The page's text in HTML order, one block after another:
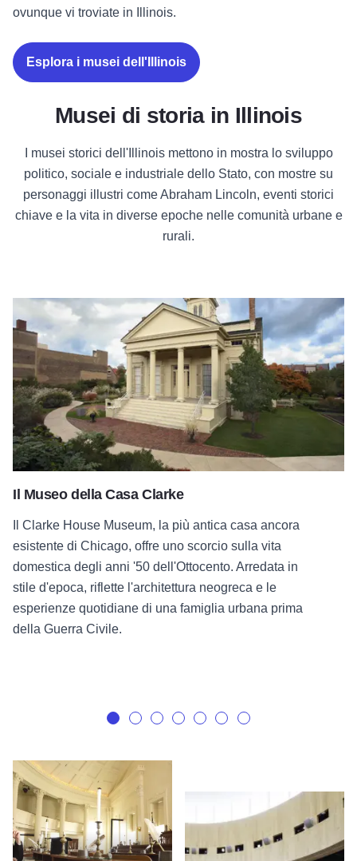
ovunque vi troviate in Illinois.
Esplora i musei dell'Illinois
Musei di storia in Illinois
I musei storici dell'Illinois mettono in mostra lo sviluppo
politico, sociale e industriale dello Stato, con mostre su
personaggi illustri come Abraham Lincoln, eventi storici
chiave e la vita in diverse epoche nelle comunità urbane e
rurali.
Il Museo della Casa Clarke
Il Clarke House Museum, la più antica casa ancora
esistente di Chicago, offre uno scorcio sulla vita
domestica degli anni '50 dell'Ottocento. Arredata in
stile d'epoca, riflette l'architettura neogreca e le
esperienze quotidiane di una famiglia urbana prima
della Guerra Civile.
Il Museo della Casa Clarke